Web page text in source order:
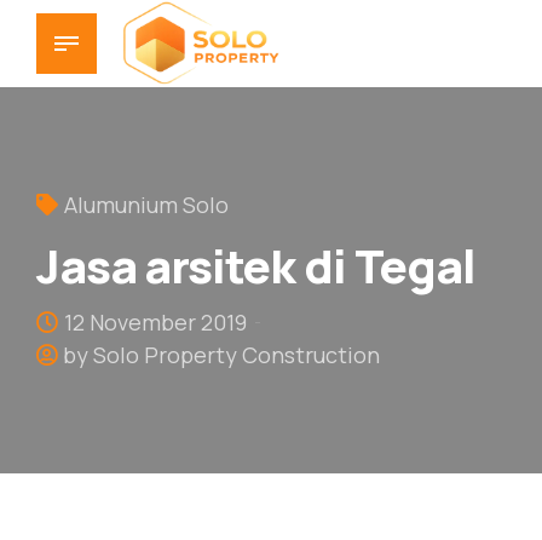
Alumunium Solo
Jasa arsitek di Tegal
12 November 2019
by Solo Property Construction